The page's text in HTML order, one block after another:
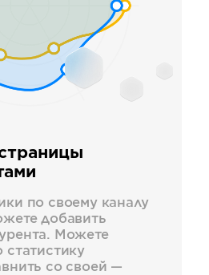
по своему каналу
добавить
Можете
статистику
со своей —